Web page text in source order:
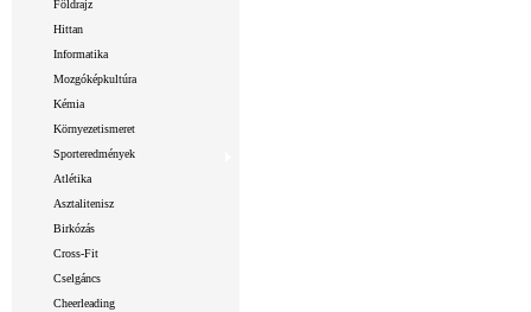
Földrajz
Hittan
Informatika
Mozgóképkultúra
Kémia
Környezetismeret
Sporteredmények
Atlétika
Asztalitenisz
Birkózás
Cross-Fit
Cselgáncs
Cheerleading